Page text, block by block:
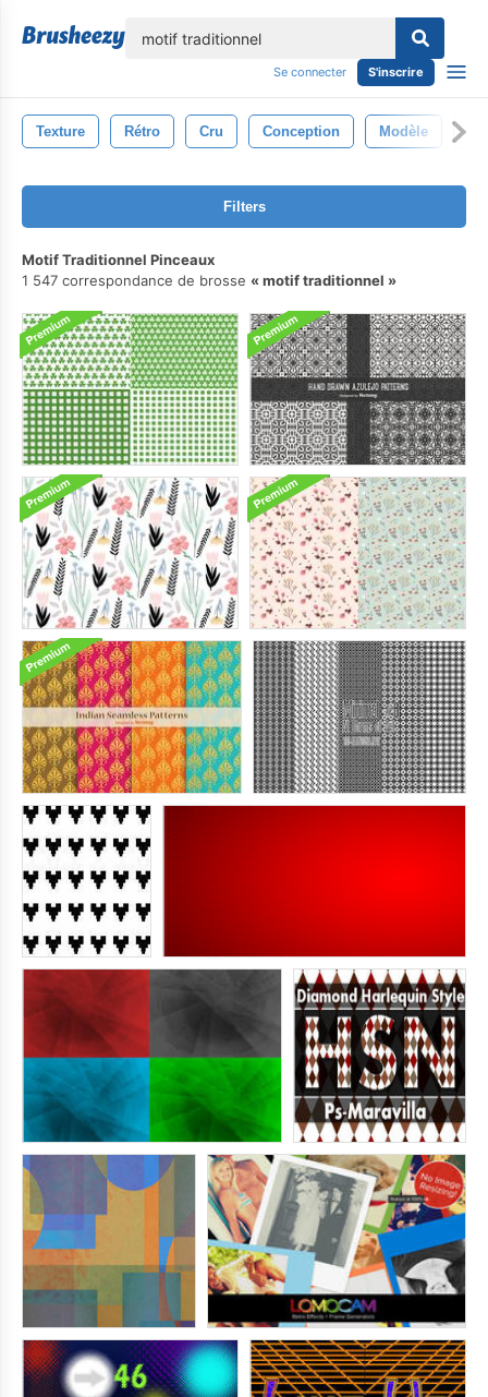
Se connecter S'inscrire
Texture Rétro Cru Conception Modèle
Filters
Motif Traditionnel Pinceaux
1 547 correspondance de brosse
motif traditionnel